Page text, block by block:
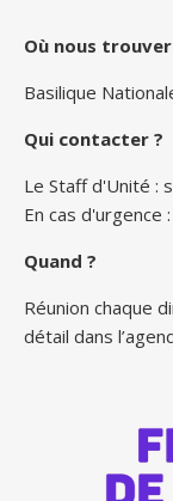
Où nous trouver
Basilique
Qui contacter ?
Le Staff d'Unité :
En cas d'urgence
Quand ?
Réunion chaque
détail dans